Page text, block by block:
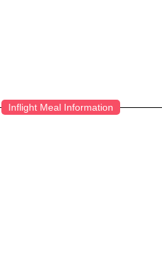
Inflight Meal Information